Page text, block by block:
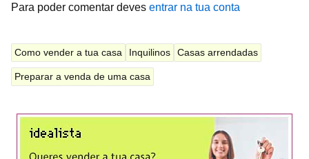
Para poder comentar deves entrar na tua conta
Como vender a tua casa Inquilinos Casas arrendadas
Preparar a venda de uma casa